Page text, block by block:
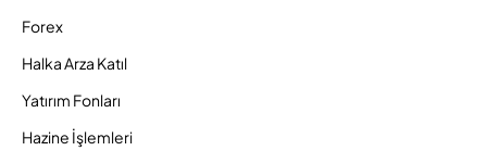
Forex
Halka Arza Katıl
Yatırım Fonları
Hazine İşlemleri